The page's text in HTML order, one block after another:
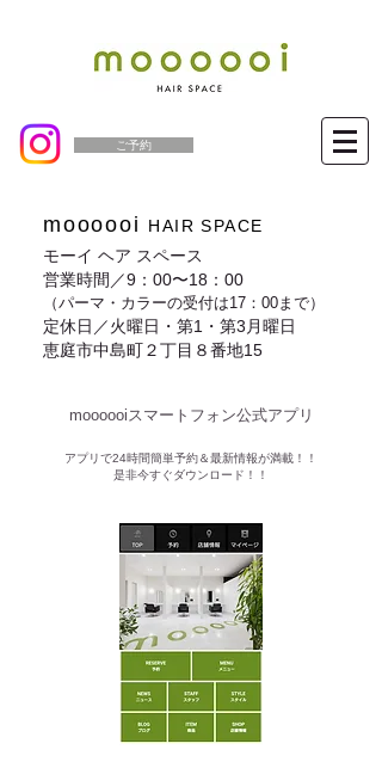
ご予約
moooooi
HAIR SPACE
モーイ ヘア スペース
営業時間／9：00〜18：00
（パーマ・カラーの受付は17：00まで）
定休日／火曜日・第1・第3月曜日
恵庭市中島町２丁目８番地15
moooooiスマートフォン公式アプリ​
​アプリで24時間簡単予約＆最新情報が満載！！
是非今すぐダウンロード！！